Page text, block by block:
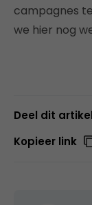
campagnes
we hier nog
Deel dit artikel
Kopieer link